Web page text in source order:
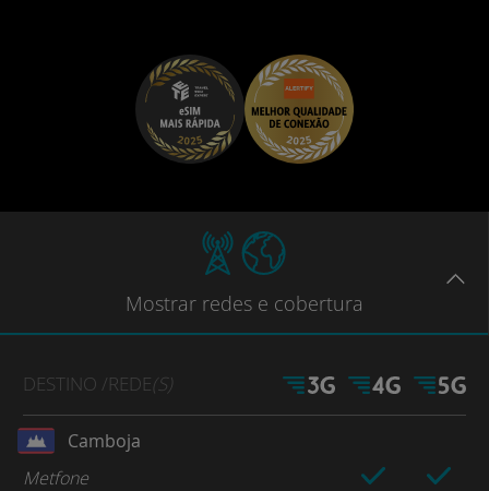
Mostrar redes e cobertura
DESTINO /REDE(S)
Camboja
Metfone